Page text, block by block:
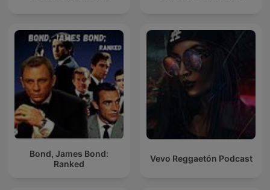
Bond, James Bond:
Ranked
Vevo Reggaetón Podcast